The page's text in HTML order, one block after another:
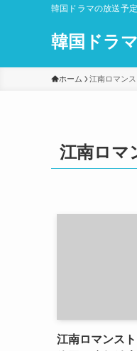
韓国ドラマの放送予
韓国ドラ
ホーム 江南ロマンス
江南ロマ
江南ロマンス